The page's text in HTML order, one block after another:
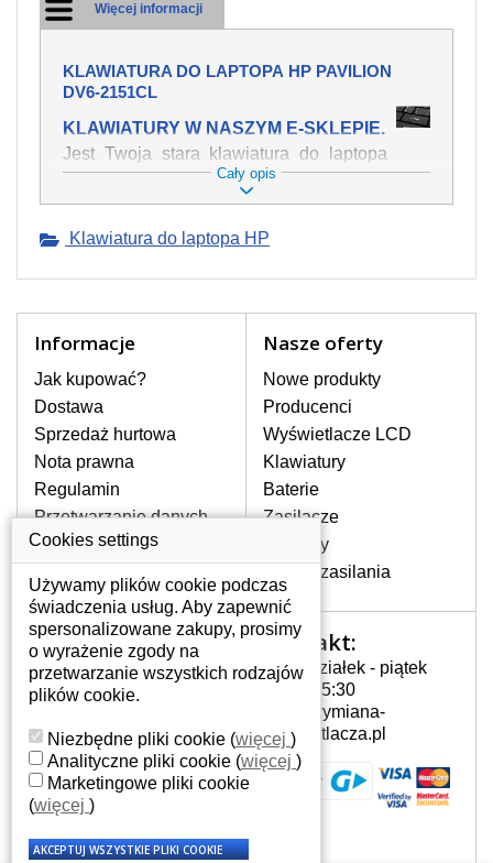
Więcej informacji
KLAWIATURA DO LAPTOPA HP PAVILION
DV6-2151CL
KLAWIATURY W NASZYM E-SKLEPIE.
Jest Twoja stara klawiatura do laptopa
HP Pavilion dv6-2151cl mechanicznie
uszkodzona, polałeś ją płynem, który
swojej pozycji? Kup nową klawiaturę,
Oferujemy oryginalne klawiatury w
stronie internetowej ją znajdziesz za
pomocy wyszukiwarki. Wystarczy znać
model laptopa. Przy każdej klawiaturze
nie może brakować szczególowe zdjęcie
do aktualnego stanu naszego magazynu.
W JAKI SPOSÓB MOŻE SIĘ
PRZEJAWIAĆ USTERKA
Częstymi objawami są pomijanie liter
czy wyświetlanie innych liter oraz
dublowanie tych samych znaków. W
przypadku podlicia klawisze nie
powrócą do pierwotnej pozycji. Albo
też uszkodzenie mechaniczne, np.
JAK TO DZIAŁA?
Klawiatura składa się z kilku
warstw folii, z których przewodzą
przewodzące warstwy.
Cały opis
Klawiatura do laptopa HP
Informacje
Jak kupować?
Dostawa
Sprzedaż hurtowa
Nota prawna
Regulamin
Przetwarzanie danych
osobowych
Gdzie nas znajdziesz
Nasze oferty
Nowe produkty
Producenci
Wyświetlacze LCD
Klawiatury
Baterie
Zasilacze
Zawiasy
Złącza zasilania
Twoje konto
Twoje konto
Dane osobowe
Adresy
Historia zamówień
Kontakt:
Poniedziałek - piątek
7:00 - 15:30
info@wymiana-
wyswietlacza.pl
Cookies settings
Używamy plików cookie podczas
świadczenia usług. Aby zapewnić
spersonalizowane zakupy, prosimy
o wyrażenie zgody na
przetwarzanie wszystkich rodzajów
plików cookie.
Niezbędne pliki cookie (więcej )
Analityczne pliki cookie (więcej )
Marketingowe pliki cookie
(więcej )